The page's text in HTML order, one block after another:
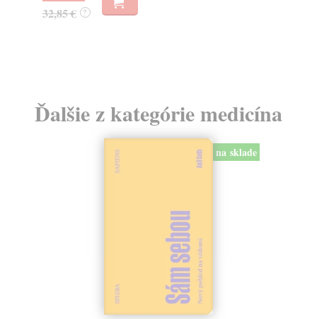
32,85 € ?
Ďalšie z kategórie medicína
na sklade